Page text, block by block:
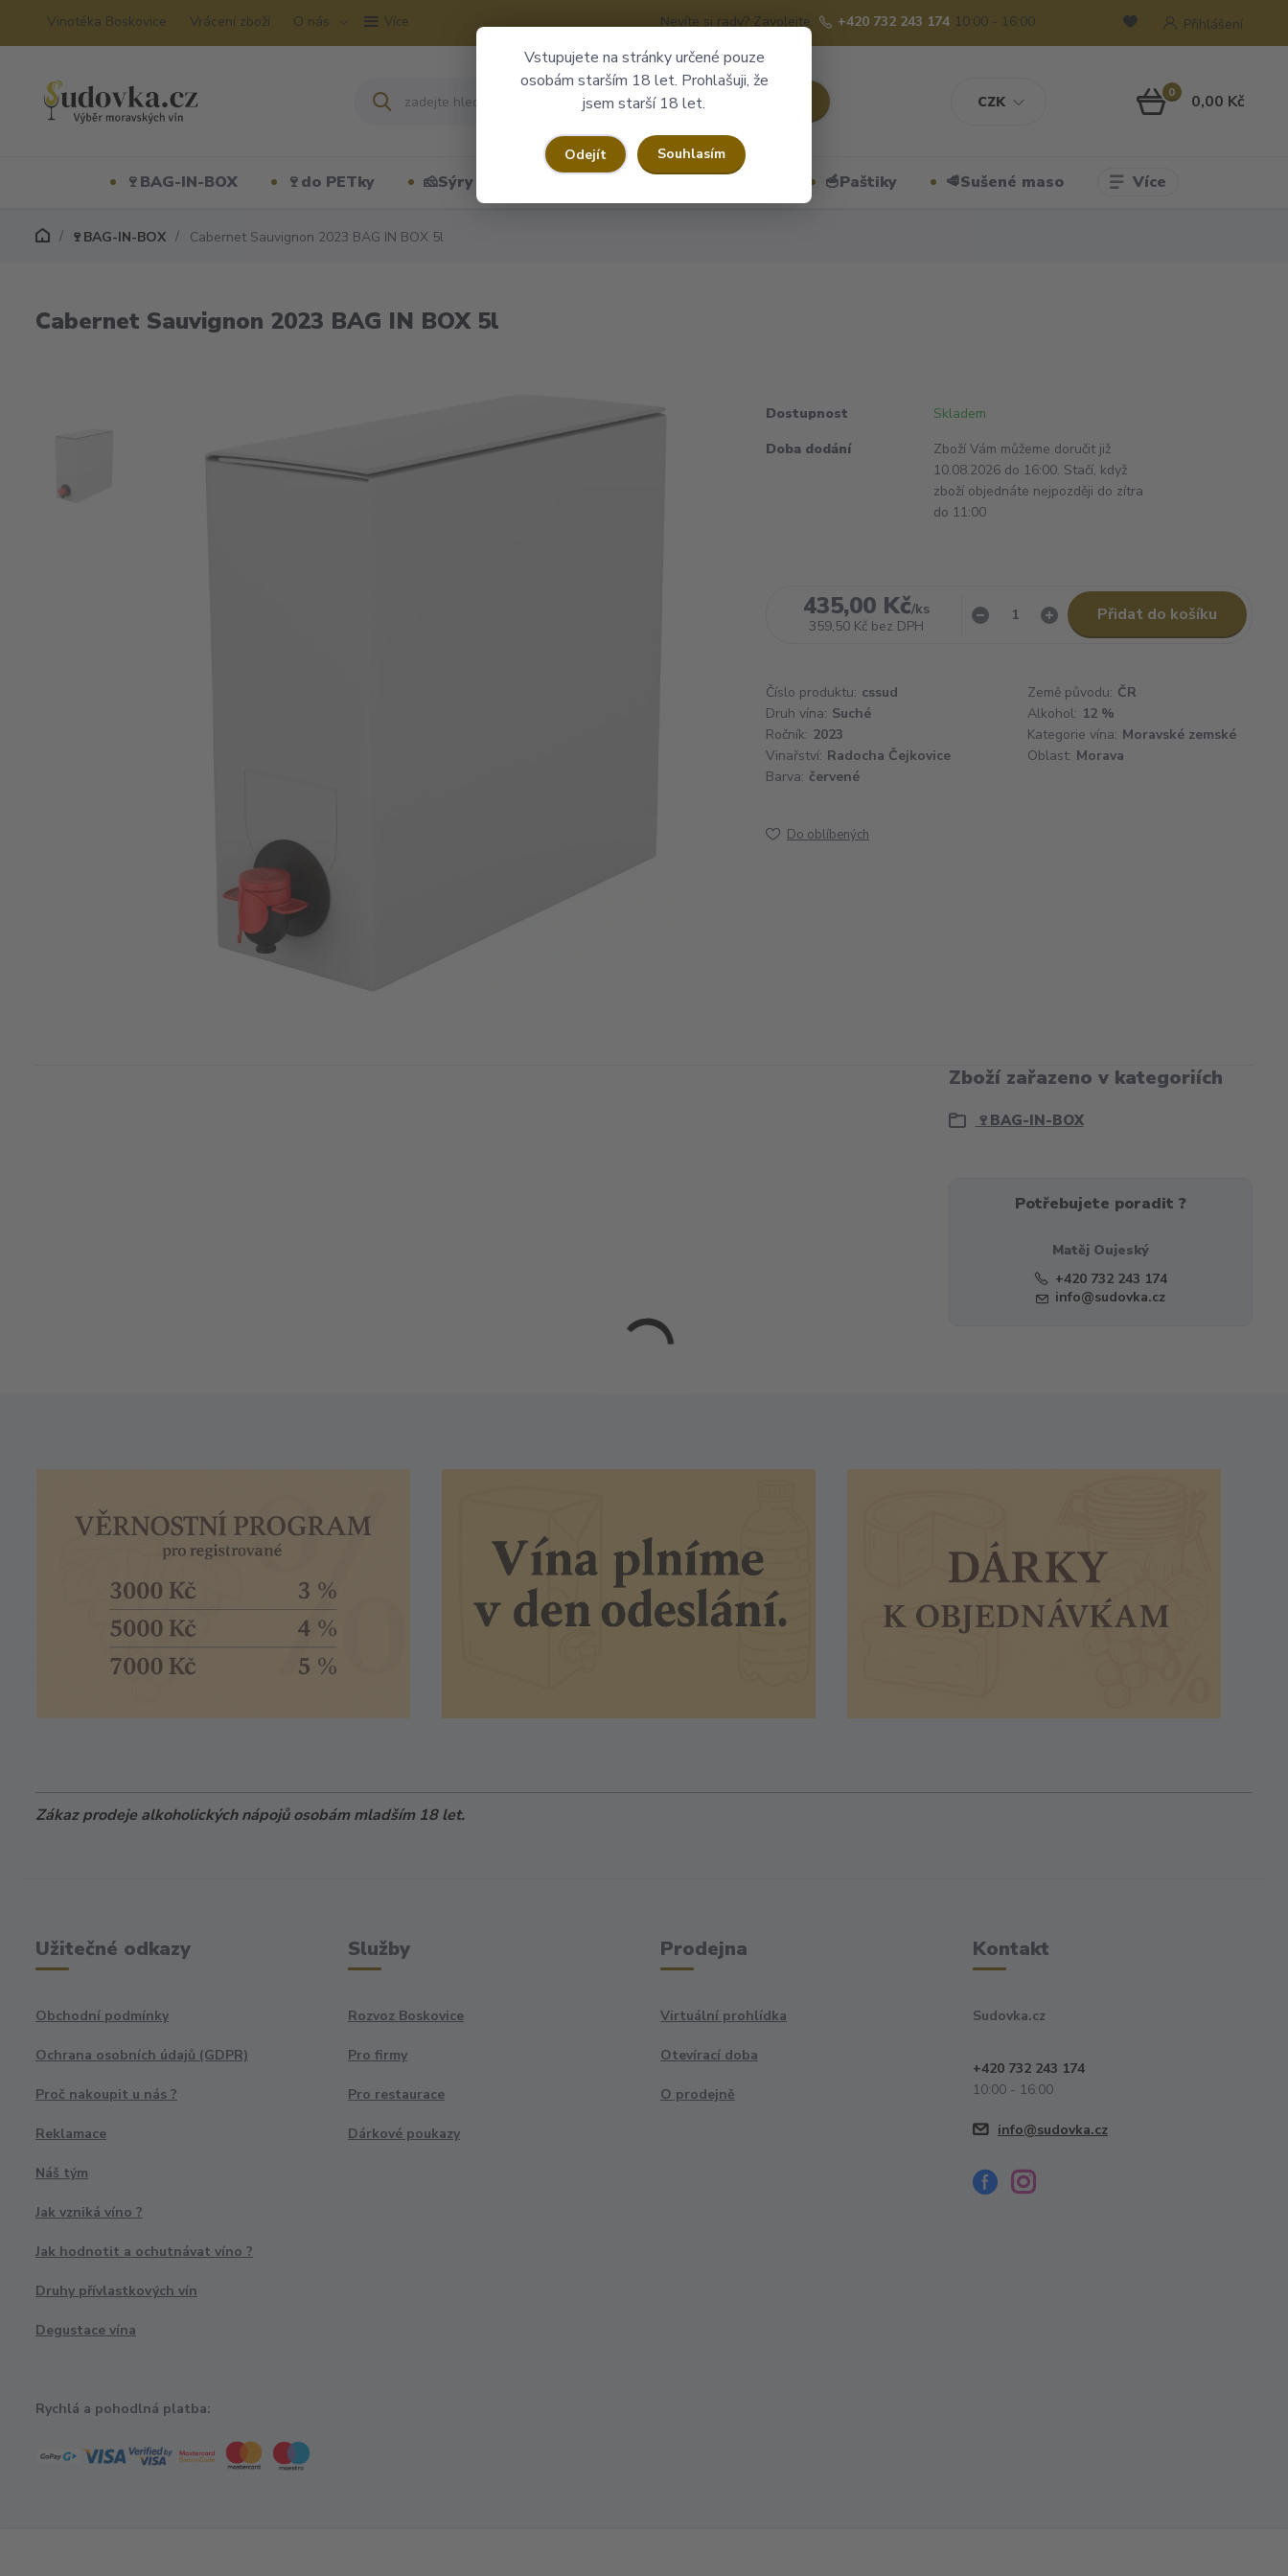
Vstupujete na stránky určené pouze
osobám starším 18 let. Prohlašuji, že
jsem starší 18 let.
Odejít Souhlasím
Vinotéka Boskovice Vrácení zboží O nás Více
CZK
Přihlášení
Nevíte si rady? Zavolejte. +420 732 243 174 10:00 - 16:00
0 0,00 Kč
🍷BAG-IN-BOX 🍷do PETky 🧀Sýry 🥣Paštiky 🥩Sušené maso Více
🍷BAG-IN-BOX Cabernet Sauvignon 2023 BAG IN BOX 5l
Cabernet Sauvignon 2023 BAG IN BOX 5l
Dostupnost
Skladem
Doba dodání
Zboží Vám můžeme doručit již
10.08.2026 do 16:00. Stačí, když
zboží objednáte nejpozději do zítra
do 11:00
435,00 Kč/ks
359,50 Kč bez DPH
Přidat do košíku
Číslo produktu: cssud Země původu: ČR
Druh vína: Suché Alkohol: 12 %
Ročník: 2023 Kategorie vína: Moravské zemské
Vinařství: Radocha Čejkovice Oblast: Morava
Barva: červené
Do oblíbených
Zboží zařazeno v kategoriích
🍷BAG-IN-BOX
Potřebujete poradit ?
Matěj Oujeský
+420 732 243 174
info@sudovka.cz
Zákaz prodeje alkoholických nápojů osobám mladším 18 let.
Užitečné odkazy
Obchodní podmínky
Ochrana osobních údajů (GDPR)
Proč nakoupit u nás ?
Reklamace
Náš tým
Jak vzniká víno ?
Jak hodnotit a ochutnávat víno ?
Druhy přívlastkových vín
Degustace vína
Rychlá a pohodlná platba:
Služby
Rozvoz Boskovice
Pro firmy
Pro restaurace
Dárkové poukazy
Prodejna
Virtuální prohlídka
Otevírací doba
O prodejně
Kontakt
Sudovka.cz
+420 732 243 174
10:00 - 16:00
info@sudovka.cz